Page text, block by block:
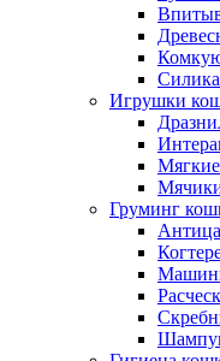
Игрушки
Груминг